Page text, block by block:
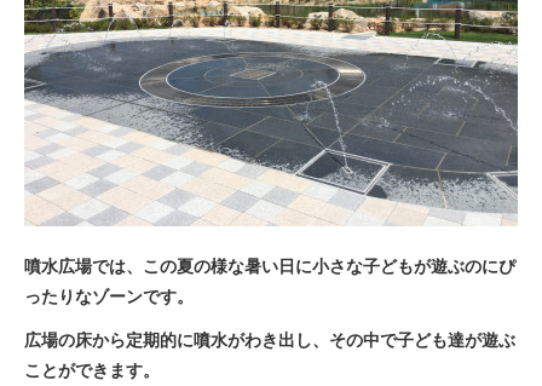
噴水広場では、この夏の様な暑い日に小さな子どもが遊ぶのにぴ
ったりなゾーンです。
広場の床から定期的に噴水がわき出し、その中で子ども達が遊ぶ
ことができます。